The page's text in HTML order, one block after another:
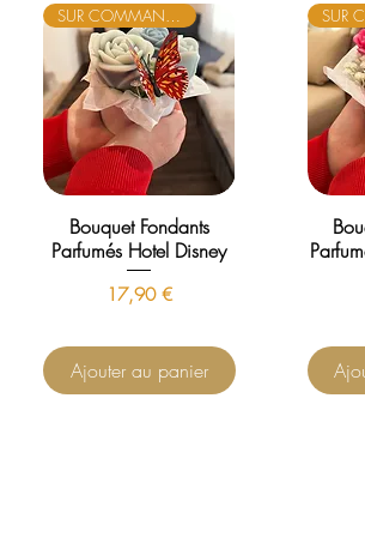
SUR COMMANDE
Bouquet Fondants
Parfumés Hotel Disney
Prix
17,90 €
Ajouter au panier